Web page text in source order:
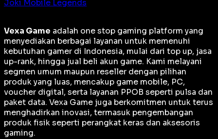
Joki Mobile Legends
Vexa Game adalah one stop gaming platform yang
menyediakan berbagai layanan untuk memenuhi
kebutuhan gamer di Indonesia, mulai dari top up, jasa
up-rank, hingga jual beli akun game. Kami melayani
segmen umum maupun reseller dengan pilihan
produk yang luas, mencakup game mobile, PC,
voucher digital, serta layanan PPOB seperti pulsa dan
paket data. Vexa Game juga berkomitmen untuk terus
menghadirkan inovasi, termasuk pengembangan
produk fisik seperti perangkat keras dan aksesoris
gaming.